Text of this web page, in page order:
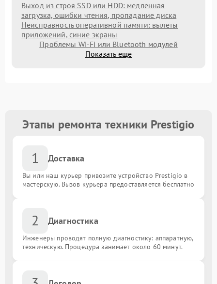
Выход из строя SSD или HDD: медленная
загрузка, ошибки чтения, пропадание диска
Неисправность оперативной памяти: вылеты
приложений, синие экраны
Проблемы Wi‑Fi или Bluetooth модулей
Показать еще
Этапы ремонта техники Prestigio
1 Доставка
Вы или наш курьер привозите устройство Prestigio в
мастерскую. Вызов курьера предоставляется бесплатно
2 Диагностика
Инженеры проводят полную диагностику: аппаратную,
техническую. Процедура занимает около 60 минут.